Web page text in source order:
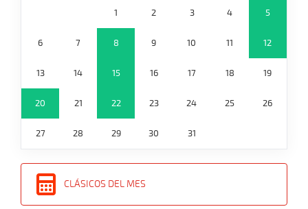
1 2 3 4 5
6 7 8 9 10 11 12
13 14 15 16 17 18 19
20 21 22 23 24 25 26
27 28 29 30 31
CLÁSICOS DEL MES